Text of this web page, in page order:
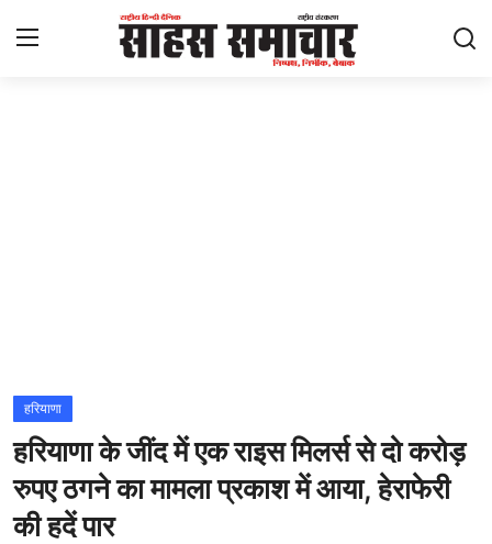
राज्य
अंतराष्ट्रीय
राजनीति
हरियाणा
हरियाणा के जींद में एक राइस मिलर्स से दो करोड़
रुपए ठगने का मामला प्रकाश में आया, हेराफेरी
की हदें पार